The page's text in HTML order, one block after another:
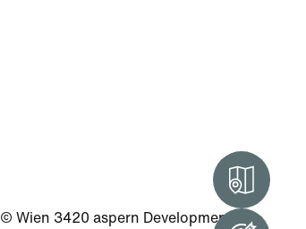
© Wien 3420 aspern Development AG